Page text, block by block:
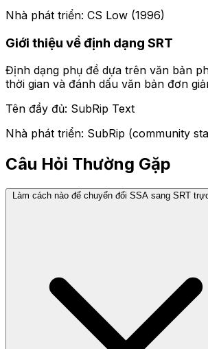
Nhà phát triển: CS Low (1996)
Giới thiệu về định dạng SRT
Định dạng phụ đề dựa trên văn bản
thời gian và đánh dấu văn bản đơn
Tên đầy đủ: SubRip Text
Nhà phát triển: SubRip (community
Câu Hỏi Thường Gặp
Làm cách nào để chuyển đổi SSA sang SRT